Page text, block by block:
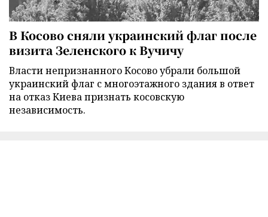
В Косово сняли украинский флаг после
визита Зеленского к Вучичу
Власти непризнанного Косово убрали большой
украинский флаг с многоэтажного здания в ответ
на отказ Киева признать косовскую
независимость.